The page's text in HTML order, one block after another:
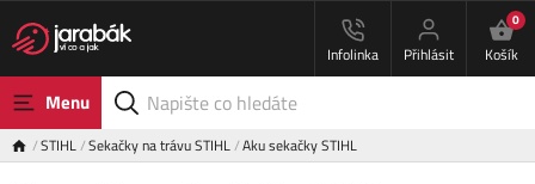
Infolinka Přihlásit
0
Košík
Menu
STIHL Sekačky na trávu STIHL Aku sekačky STIHL